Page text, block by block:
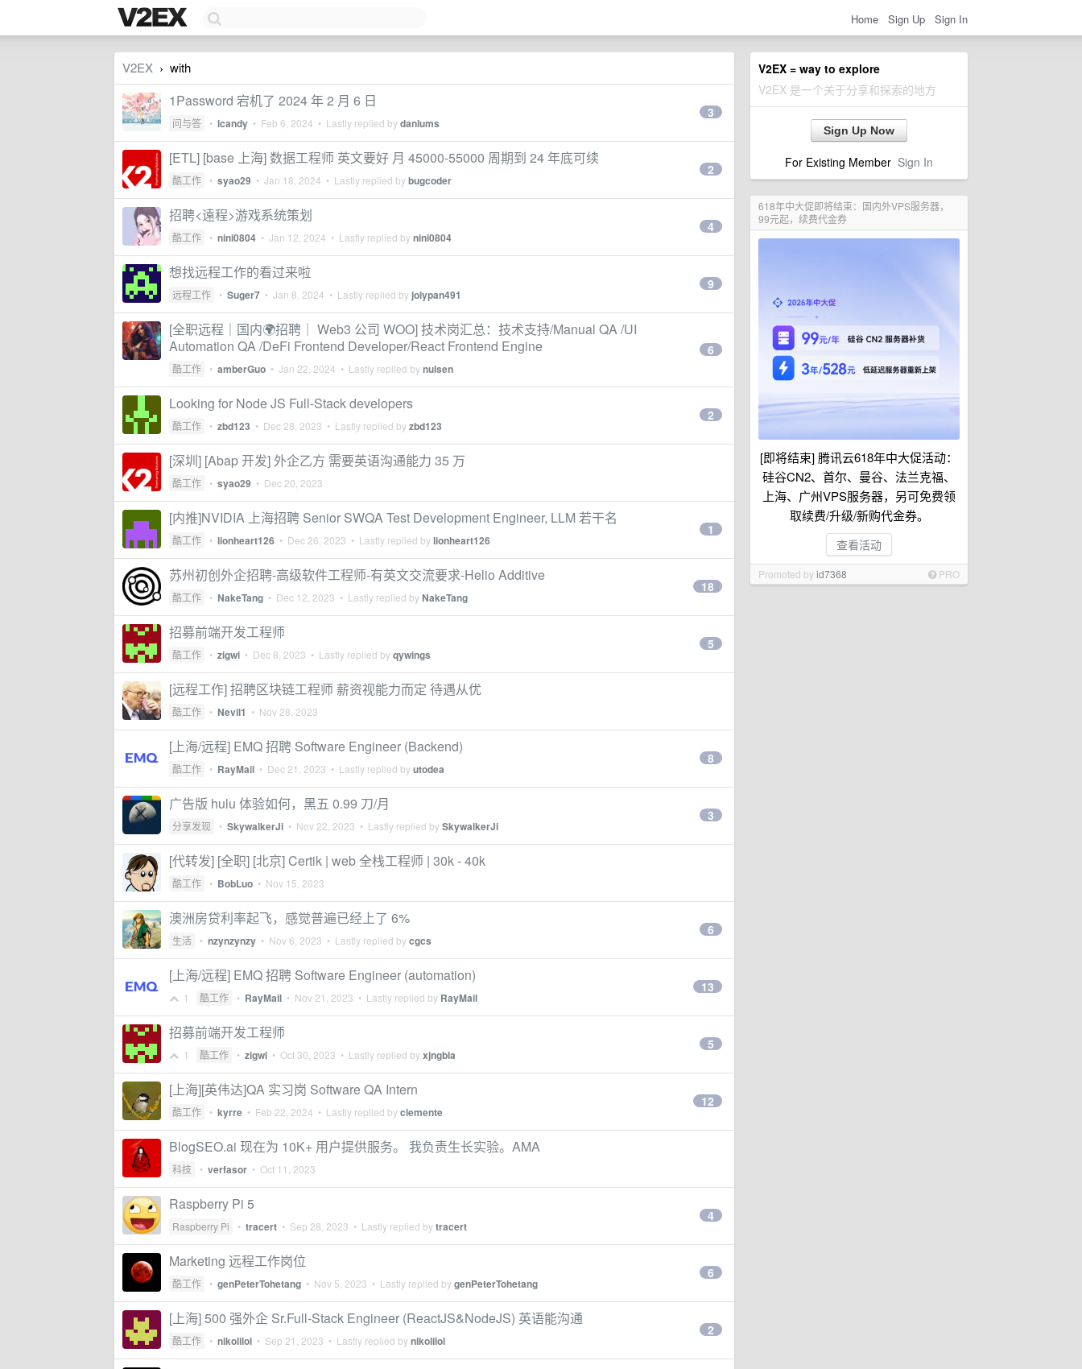
Home Sign Up Sign In
V2EX = way to explore
V2EX 是一个关于分享和探索的地方
Sign Up Now
For Existing Member Sign In
618年中大促即将结束：国内外VPS服务器，
99元起，续费代金券
[即将结束] 腾讯云618年中大促活动：
硅谷CN2、首尔、曼谷、法兰克福、
上海、广州VPS服务器，另可免费领
取续费/升级/新购代金券。
查看活动
Promoted byid7368 PRO
V2EX › with
1Password 宕机了 2024 年 2 月 6 日
问与答 • lcandy • Feb 6, 2024 • Lastly replied bydaniums
3
[ETL] [base 上海] 数据工程师 英文要好 月 45000-55000 周期到 24 年底可续
酷工作 • syao29 • Jan 18, 2024 • Lastly replied bybugcoder
2
招聘<遠程>游戏系统策划
酷工作 • nini0804 • Jan 12, 2024 • Lastly replied bynini0804
4
想找远程工作的看过来啦
远程工作 • Suger7 • Jan 8, 2024 • Lastly replied by jolypan491
9
[全职远程｜国内🌍招聘｜ Web3 公司 WOO] 技术岗汇总：技术支持/Manual QA /UI
Automation QA /DeFi Frontend Developer/React Frontend Engine
酷工作 • amberGuo • Jan 22, 2024 • Lastly replied bynulsen
6
Looking for Node JS Full-Stack developers
酷工作 • zbd123 • Dec 28, 2023 • Lastly replied byzbd123
2
[深圳] [Abap 开发] 外企乙方 需要英语沟通能力 35 万
酷工作 • syao29 • Dec 20, 2023
[内推]NVIDIA 上海招聘 Senior SWQA Test Development Engineer, LLM 若干名
酷工作 • lionheart126 • Dec 26, 2023 • Lastly replied bylionheart126
1
苏州初创外企招聘-高级软件工程师-有英文交流要求-Helio Additive
酷工作 • NakeTang • Dec 12, 2023 • Lastly replied byNakeTang
18
招募前端开发工程师
酷工作 • zigwi • Dec 8, 2023 • Lastly replied byqywings
5
[远程工作] 招聘区块链工程师 薪资视能力而定 待遇从优
酷工作 • Nevil1 • Nov 28, 2023
[上海/远程] EMQ 招聘 Software Engineer (Backend)
酷工作 • RayMail • Dec 21, 2023 • Lastly replied byutodea
8
广告版 hulu 体验如何，黑五 0.99 刀/月
分享发现 • SkywalkerJi • Nov 22, 2023 • Lastly replied bySkywalkerJi
3
[代转发] [全职] [北京] Certik | web 全栈工程师 | 30k - 40k
酷工作 • BobLuo • Nov 15, 2023
澳洲房贷利率起飞，感觉普遍已经上了 6%
生活 • nzynzynzy • Nov 6, 2023 • Lastly replied bycgcs
6
[上海/远程] EMQ 招聘 Software Engineer (automation)
1 酷工作 • RayMail • Nov 21, 2023 • Lastly replied by RayMail
13
招募前端开发工程师
1 酷工作 • zigwi • Oct 30, 2023 • Lastly replied byxjngbla
5
[上海][英伟达]QA 实习岗 Software QA Intern
酷工作 • kyrre • Feb 22, 2024 • Lastly replied byclemente
12
BlogSEO.ai 现在为 10K+ 用户提供服务。 我负责生长实验。AMA
科技 • verfasor • Oct 11, 2023
Raspberry Pi 5
Raspberry Pi • tracert • Sep 28, 2023 • Lastly replied bytracert
4
Marketing 远程工作岗位
酷工作 • genPeterTohetang • Nov 5, 2023 • Lastly replied bygenPeterTohetang
6
[上海] 500 强外企 Sr.Full-Stack Engineer (ReactJS&NodeJS) 英语能沟通
酷工作 • nikolilol • Sep 21, 2023 • Lastly replied bynikolilol
2